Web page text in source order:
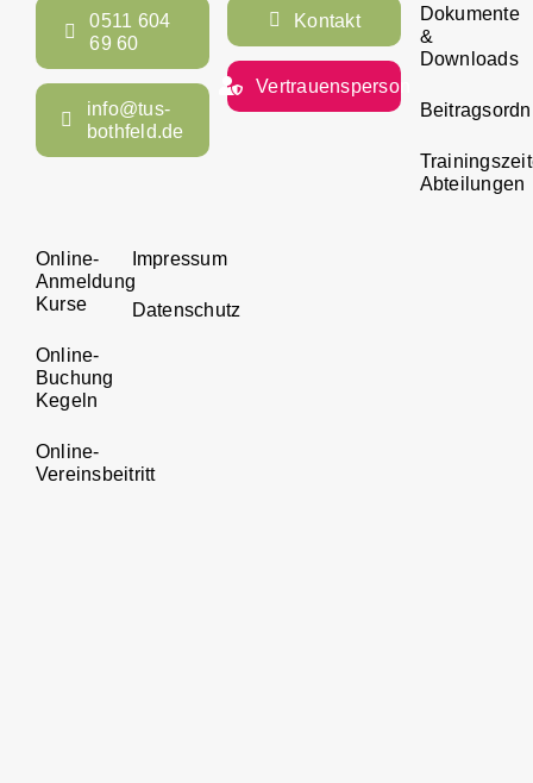
0511 604
69 60
info@tus-
bothfeld.de
Kontakt
Vertrauensperson
Dokumente
&
Downloads
Abteilungen
Online-
Anmeldung
Kurse
Online-
Buchung
Kegeln
Online-
Vereinsbeitritt
Impressum
Datenschutz